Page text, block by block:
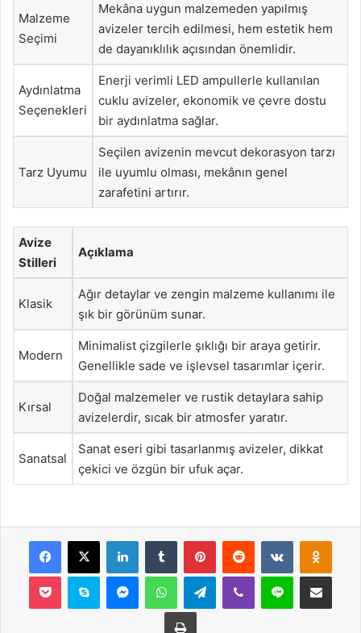
Malzeme
Seçimi
Mekâna uygun malzemeden yapılmış
avizeler tercih edilmesi, hem estetik hem
de dayanıklılık açısından önemlidir.
Aydınlatma
Seçenekleri
Enerji verimli LED ampullerle kullanılan
cuklu avizeler, ekonomik ve çevre dostu
bir aydınlatma sağlar.
Tarz Uyumu
Seçilen avizenin mevcut dekorasyon tarzı
ile uyumlu olması, mekânın genel
zarafetini artırır.
Avize
Stilleri
Açıklama
Klasik
Ağır detaylar ve zengin malzeme kullanımı ile
şık bir görünüm sunar.
Modern
Minimalist çizgilerle şıklığı bir araya getirir.
Genellikle sade ve işlevsel tasarımlar içerir.
Kırsal
Doğal malzemeler ve rustik detaylara sahip
avizelerdir, sıcak bir atmosfer yaratır.
Sanatsal
Sanat eseri gibi tasarlanmış avizeler, dikkat
çekici ve özgün bir ufuk açar.
Facebook
X LinkedInTumblr PinterestReddit VKontakte
Pocket Skype MessengerWhatsAppTelegramViber Line E-Posta ile
Yazdır